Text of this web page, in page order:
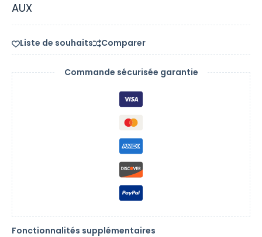
AUX
Liste de souhaits Comparer
Commande sécurisée garantie
Fonctionnalités supplémentaires